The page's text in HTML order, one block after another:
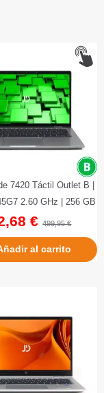
7420 Táctil Outlet B |
2.60 GHz | 256 GB
| 16 GB DDR4...
€499,95 €
al carrito